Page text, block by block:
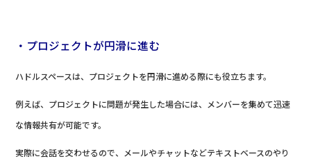
・プロジェクトが円滑に進む
ハドルスペースは、プロジェクトを円滑に進める際にも役立ちます。
例えば、プロジェクトに問題が発生した場合には、メンバーを集めて迅速
な情報共有が可能です。
実際に会話を交わせるので、メールやチャットなどテキストベースのやり